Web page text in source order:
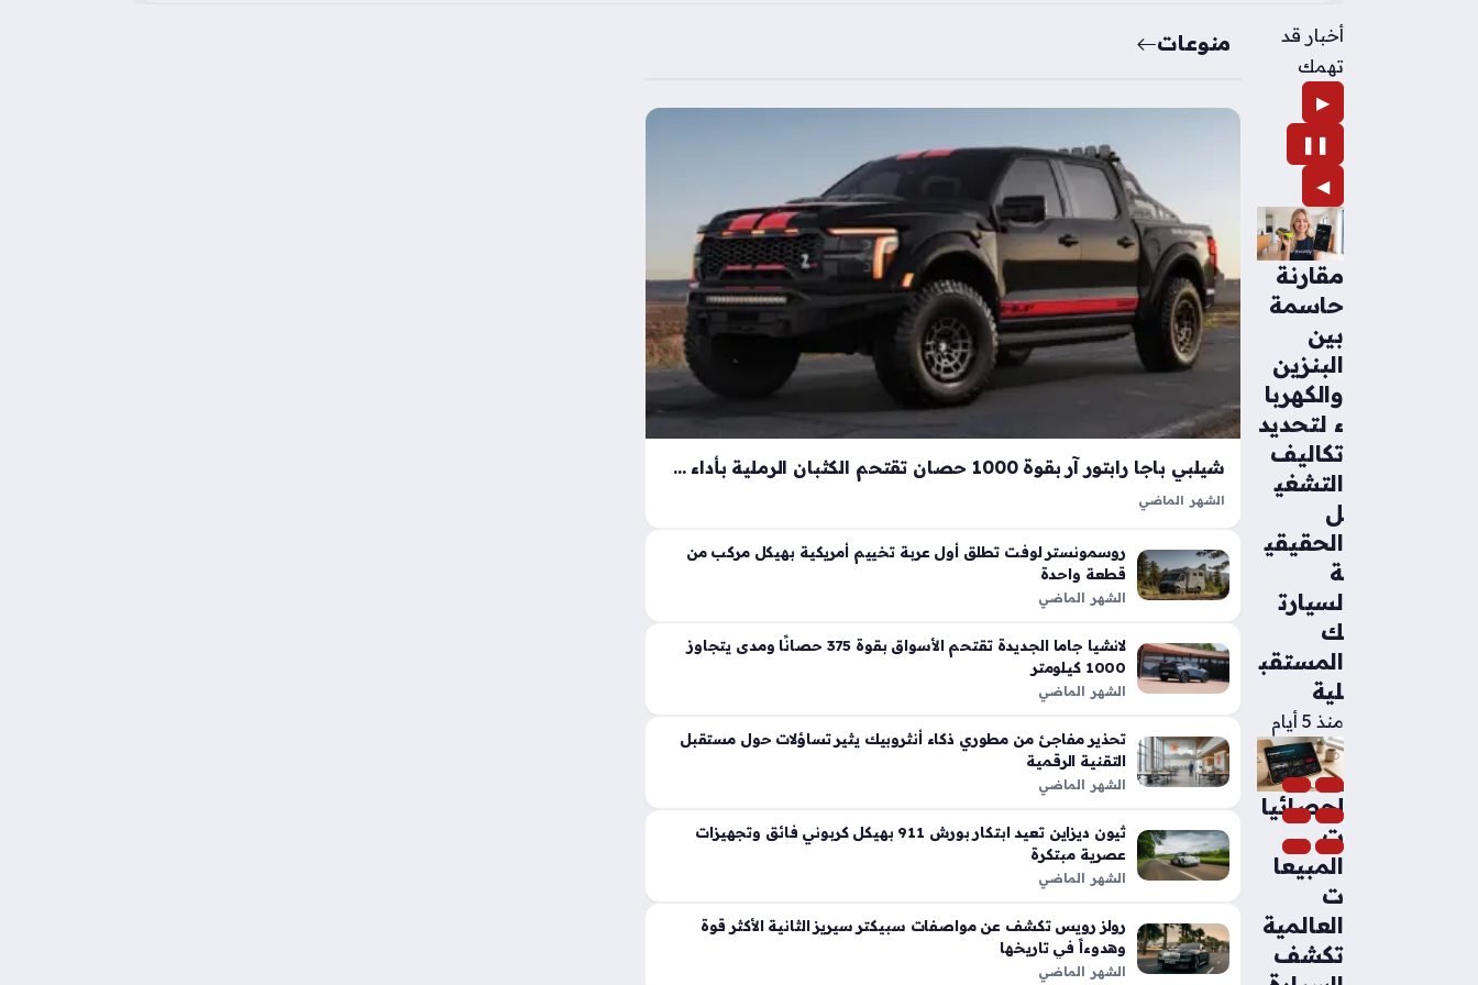
أخبار قد
تهمك
▶
❚❚
◀
مقارنة
حاسمة
بين
البنزين
والكهربا
ء لتحديد
تكاليف
التشغي
ل
الحقيقي
ة
لسيارت
ك
المستقب
لية
منذ 5 أيام
إحصائيا
ت
المبيعا
ت
العالمية
تكشف
منوعات
شيلبي باجا رابتور آر بقوة 1000 حصان تقتحم الكثبان الرملية بأداء خارق
الشهر الماضي
الأداء التقليدية في شاحنات البيك أب، إذ ارتقت بهذه الفئة إلى مستويات غير مسبوقة
بفضل تعديلات…
روسمونستر لوفت تطلق أول عربة تخييم أمريكية بهيكل مركب من
قطعة واحدة
الشهر الماضي
لانشيا جاما الجديدة تقتحم الأسواق بقوة 375 حصانًا ومدى يتجاوز
1000 كيلومتر
الشهر الماضي
تحذير مفاجئ من مطوري ذكاء أنثروبيك يثير تساؤلات حول مستقبل
التقنية الرقمية
الشهر الماضي
ثيون ديزاين تعيد ابتكار بورش 911 بهيكل كربوني فائق وتجهيزات
عصرية مبتكرة
الشهر الماضي
رولز رويس تكشف عن مواصفات سبيكتر سيريز الثانية الأكثر قوة
وهدوءاً في تاريخها
الشهر الماضي